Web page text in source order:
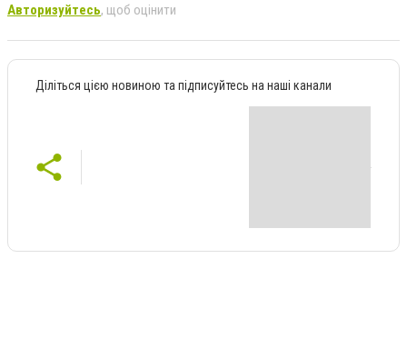
Авторизуйтесь, щоб оцінити
Діліться цією новиною та підписуйтесь на наші канали